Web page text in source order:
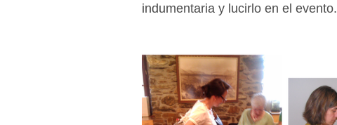
indumentaria y lucirlo en el evento.